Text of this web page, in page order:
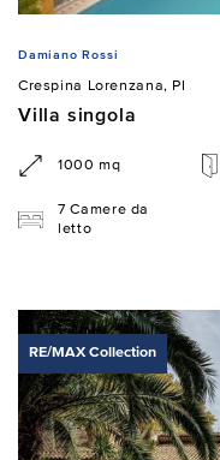
Damiano Rossi
Crespina Lorenzana, PI
Villa singola
1000 mq
7 Camere da
letto
RE/MAX Collection